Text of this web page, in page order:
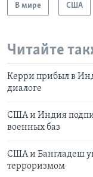
В мире США
Читайте
Керри прибыл в
диалоге
США и Индия
военных баз
США и Бангладеш
терроризмом